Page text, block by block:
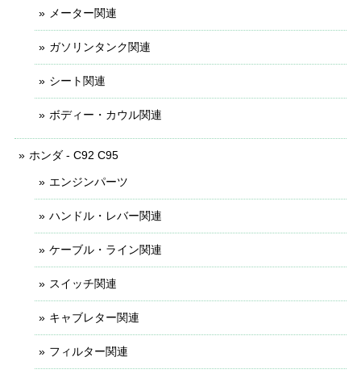
メーター関連
ガソリンタンク関連
シート関連
ボディー・カウル関連
ホンダ - C92 C95
エンジンパーツ
ハンドル・レバー関連
ケーブル・ライン関連
スイッチ関連
キャブレター関連
フィルター関連